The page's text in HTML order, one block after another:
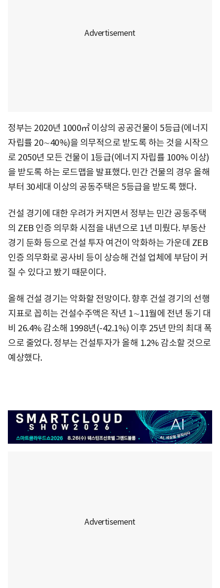
정부는 2020년 1000㎡ 이상의 공공건물이 5등급(에너지
자립률 20∼40%)을 의무적으로 받도록 하는 것을 시작으
로 2050년 모든 건물이 1등급(에너지 자립률 100% 이상)
을 받도록 하는 로드맵을 발표했다. 민간 건물의 경우 올해
부터 30세대 이상의 공동주택은 5등급을 받도록 했다.
건설 경기에 대한 우려가 커지면서 정부는 민간 공동주택
의 ZEB 인증 의무화 시점을 내년으로 1년 미뤘다. 부동산
경기 둔화 등으로 건설 투자 여건이 악화하는 가운데 ZEB
인증 의무화로 공사비 등이 상승해 건설 업체에 부담이 커
질 수 있다고 봤기 때문이다.
올해 건설 경기는 악화할 전망이다. 향후 건설 경기의 선행
지표로 꼽히는 건설수주액은 작년 1∼11월에 전년 동기 대
비 26.4% 감소해 1998년(-42.1%) 이후 25년 만의 최대 폭
으로 줄었다. 정부는 건설투자가 올해 1.2% 감소할 것으로
예상했다.